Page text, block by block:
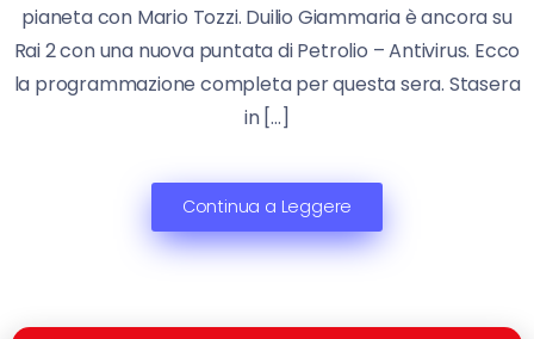
pianeta con Mario Tozzi. Duilio Giammaria è ancora su
Rai 2 con una nuova puntata di Petrolio – Antivirus. Ecco
la programmazione completa per questa sera. Stasera
in […]
Continua a Leggere